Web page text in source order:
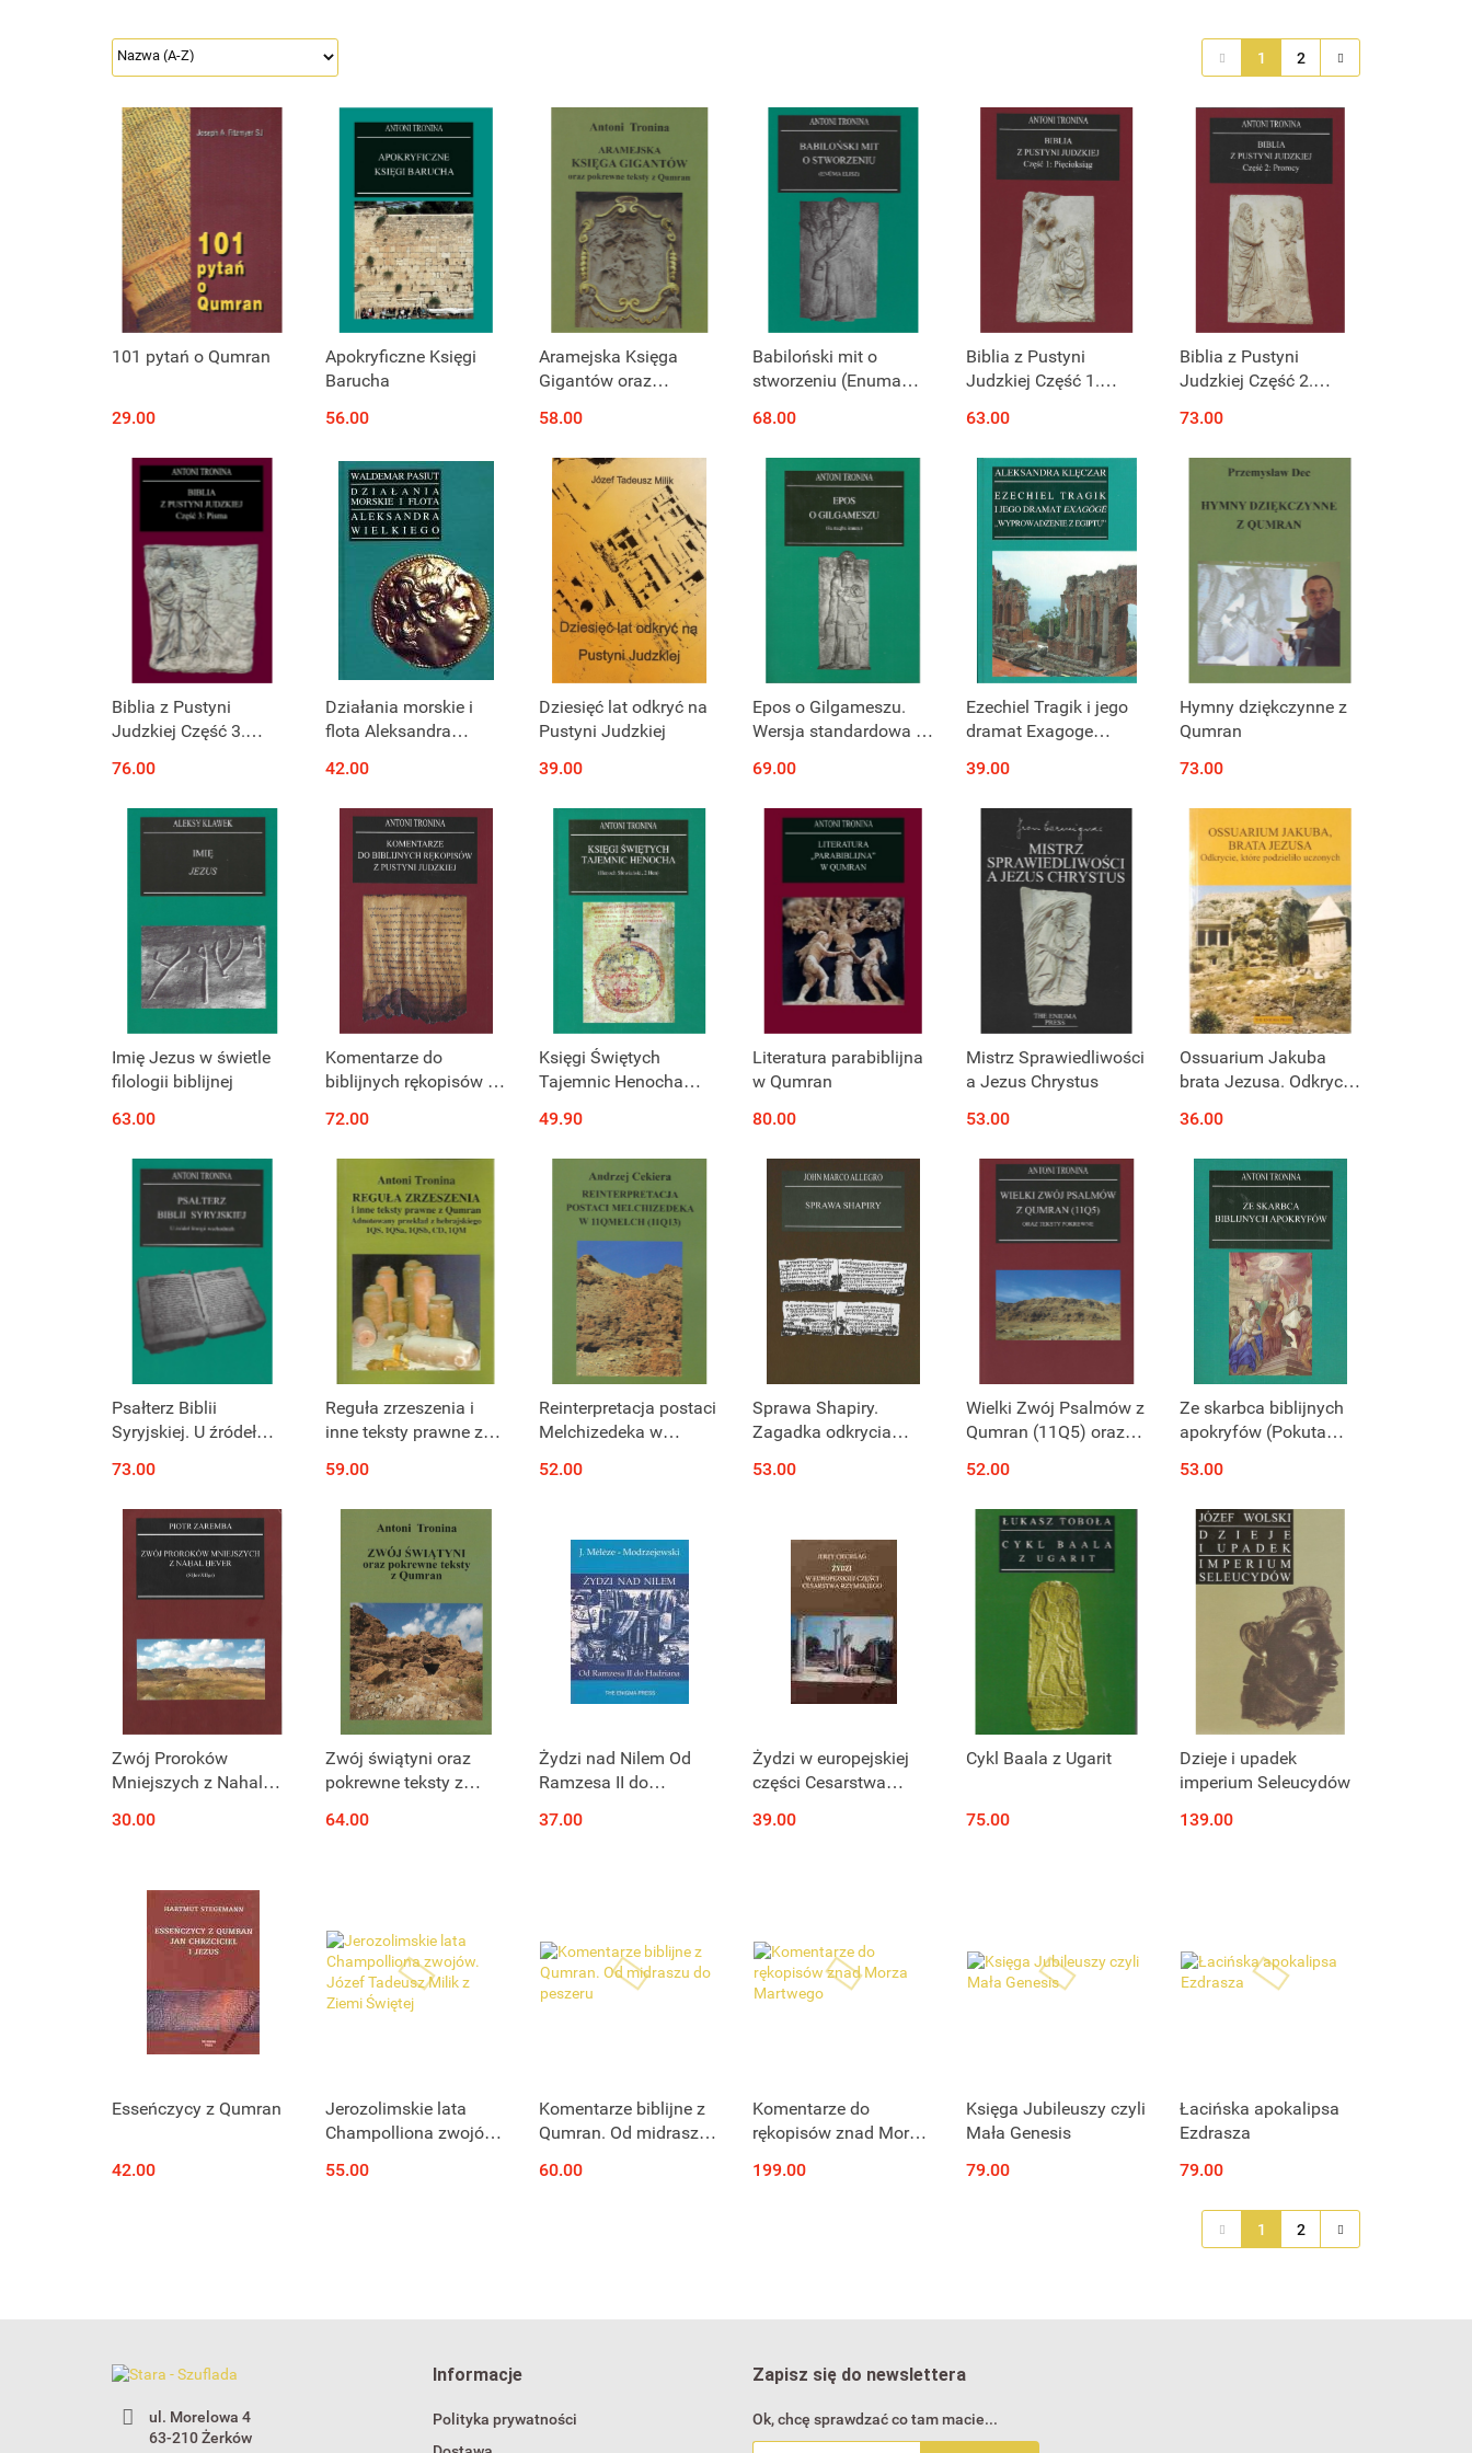
1 2
101 pytań o Qumran
29.00
Apokryficzne Księgi
Barucha
56.00
Aramejska Księga
Gigantów oraz
Qumran
58.00
Babiloński mit o
stworzeniu (Enuma
68.00
Biblia z Pustyni
Judzkiej Część 1.
63.00
Biblia z Pustyni
Judzkiej Część 2.
73.00
Biblia z Pustyni
Judzkiej Część 3.
76.00
Działania morskie i
flota Aleksandra
42.00
Dziesięć lat odkryć na
Pustyni Judzkiej
39.00
Epos o Gilgameszu.
Wersja standardowa z
69.00
Ezechiel Tragik i jego
dramat Exagoge
Egiptu"
39.00
Hymny dziękczynne z
Qumran
73.00
Imię Jezus w świetle
filologii biblijnej
63.00
Komentarze do
biblijnych rękopisów z
72.00
Księgi Świętych
Tajemnic Henocha
Hen)
49.90
Literatura parabiblijna
w Qumran
80.00
Mistrz Sprawiedliwości
a Jezus Chrystus
53.00
Ossuarium Jakuba
brata Jezusa. Odkrycie,
uczonych
36.00
Psałterz Biblii
Syryjskiej. U źródeł
73.00
Reguła zrzeszenia i
inne teksty prawne z
przekład z
hebrajskiego 1QS,
1QSa, 1QSb, CDm 1QM
59.00
Reinterpretacja postaci
Melchizedeka w
52.00
Sprawa Shapiry.
Zagadka odkrycia
Martwym w XIX wieku:
wersja Biblii?
53.00
Wielki Zwój Psalmów z
Qumran (11Q5) oraz
52.00
Ze skarbca biblijnych
apokryfów (Pokuta
Salomona, Żywoty
Proroków, Drabina
Jakubowa,
Protoewangelia
Jakuba)
53.00
Zwój Proroków
Mniejszych z Nahal
30.00
Zwój świątyni oraz
pokrewne teksty z
64.00
Żydzi nad Nilem Od
Ramzesa II do
37.00
Żydzi w europejskiej
części Cesarstwa
39.00
Produkt niedostępny
Cykl Baala z Ugarit
75.00
Produkt niedostępny
Dzieje i upadek
imperium Seleucydów
139.00
Produkt niedostępny
Esseńczycy z Qumran
42.00
Produkt niedostępny
Jerozolimskie lata
Champolliona zwojów.
Ziemi Świętej
55.00
Produkt niedostępny
Komentarze biblijne z
Qumran. Od midraszu
60.00
Produkt niedostępny
Komentarze do
rękopisów znad Morza
199.00
Produkt niedostępny
Księga Jubileuszy czyli
Mała Genesis
79.00
Produkt niedostępny
Łacińska apokalipsa
Ezdrasza
79.00
1 2
ul. Morelowa 4
63-210 Żerków
Informacje
Polityka prywatności
Zapisz się do newslettera
Ok, chcę sprawdzać co tam macie...